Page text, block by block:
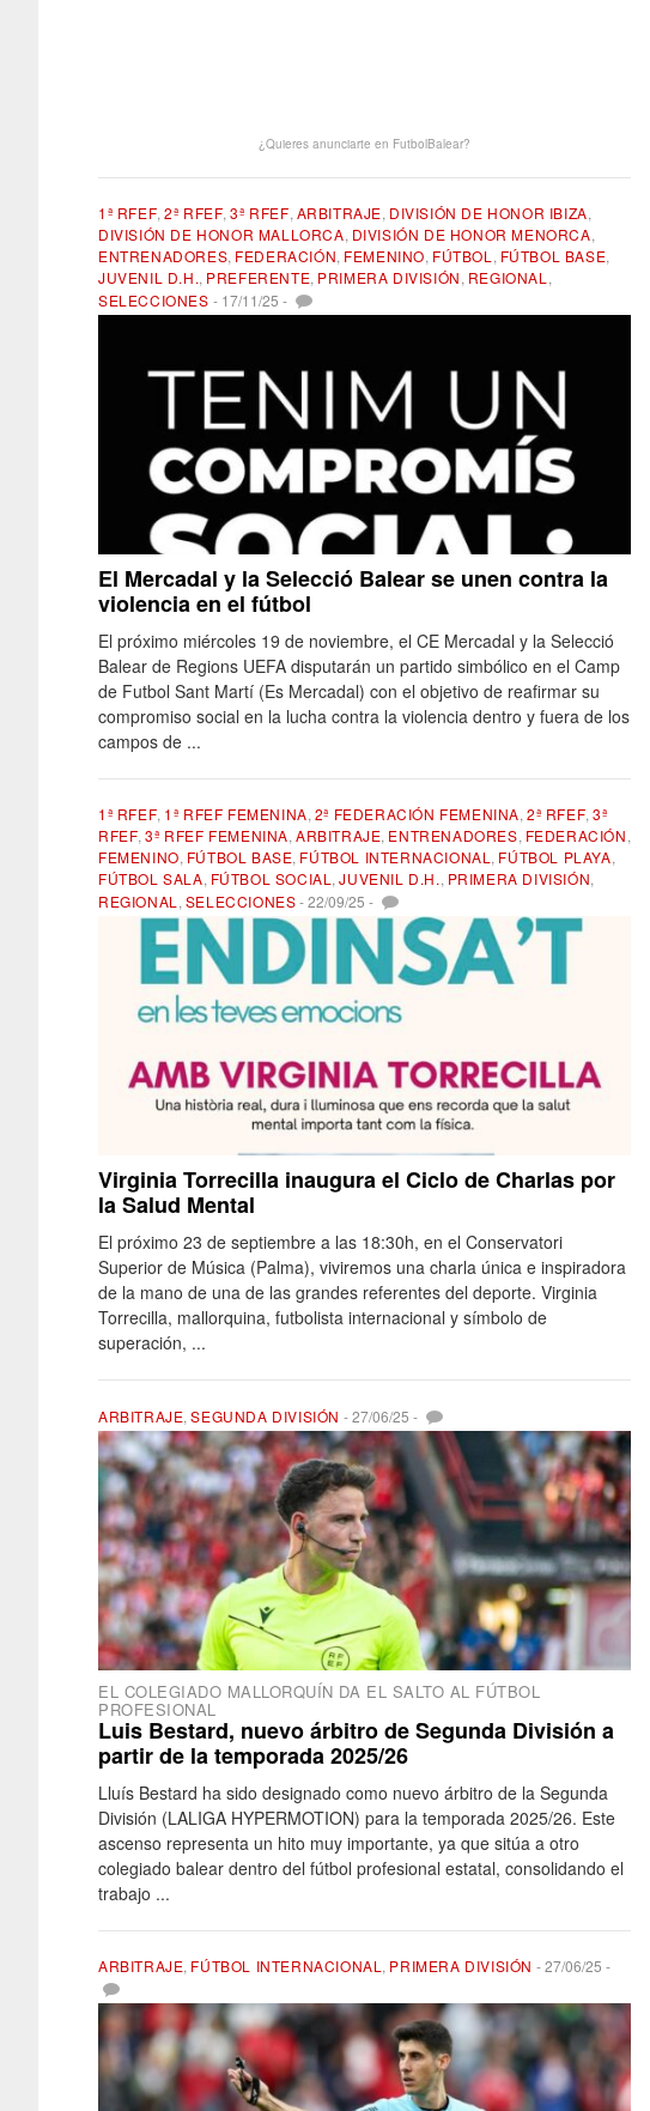
¿Quieres anunciarte en FutbolBalear?
1ª RFEF,2ª RFEF,3ª RFEF, ARBITRAJE, DIVISIÓN DE HONOR IBIZA,
DIVISIÓN DE HONOR MALLORCA, DIVISIÓN DE HONOR MENORCA,
ENTRENADORES, FEDERACIÓN, FEMENINO, FÚTBOL , FÚTBOL BASE,
JUVENIL D.H., PREFERENTE, PRIMERA DIVISIÓN, REGIONAL ,
SELECCIONES - 17/11/25 -
El Mercadal y la Selecció Balear se unen contra la
violencia en el fútbol
El próximo miércoles 19 de noviembre, el CE Mercadal y la Selecció
Balear de Regions UEFA disputarán un partido simbólico en el Camp
de Futbol Sant Martí (Es Mercadal) con el objetivo de reafirmar su
compromiso social en la lucha contra la violencia dentro y fuera de los
campos de ...
1ª RFEF, 1ª RFEF FEMENINA, 2ª FEDERACIÓN FEMENINA,2ª RFEF,3ª
RFEF,3ª RFEF FEMENINA,ARBITRAJE, ENTRENADORES, FEDERACIÓN,
FEMENINO, FÚTBOL BASE, FÚTBOL INTERNACIONAL , FÚTBOL PLAYA,
FÚTBOL SALA, FÚTBOL SOCIAL ,JUVENIL D.H., PRIMERA DIVISIÓN,
REGIONAL , SELECCIONES-22/09/25 -
Virginia Torrecilla inaugura el Ciclo de Charlas por
la Salud Mental
El próximo 23 de septiembre a las 18:30h, en el Conservatori
Superior de Música (Palma), viviremos una charla única e inspiradora
de la mano de una de las grandes referentes del deporte. Virginia
Torrecilla, mallorquina, futbolista internacional y símbolo de
superación, ...
ARBITRAJE,SEGUNDA DIVISIÓN -27/06/25 -
EL COLEGIADO MALLORQUÍN DA EL SALTO AL FÚTBOL
PROFESIONAL
Luis Bestard, nuevo árbitro de Segunda División a
partir de la temporada 2025/26
Lluís Bestard ha sido designado como nuevo árbitro de la Segunda
División (LALIGA HYPERMOTION) para la temporada 2025/26. Este
ascenso representa un hito muy importante, ya que sitúa a otro
colegiado balear dentro del fútbol profesional estatal, consolidando el
trabajo ...
ARBITRAJE, FÚTBOL INTERNACIONAL , PRIMERA DIVISIÓN -27/06/25 -